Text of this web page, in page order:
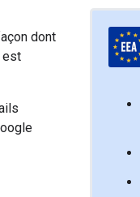
dont
est